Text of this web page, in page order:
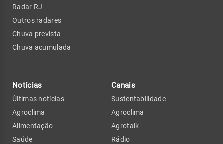
Radar RJ
Outros radares
Chuva prevista
Chuva acumulada
Notícias
Últimas notícias
Agroclima
Alimentação
Saúde
Canais
Sustentabilidade
Agroclima
Agrotalk
Rádio